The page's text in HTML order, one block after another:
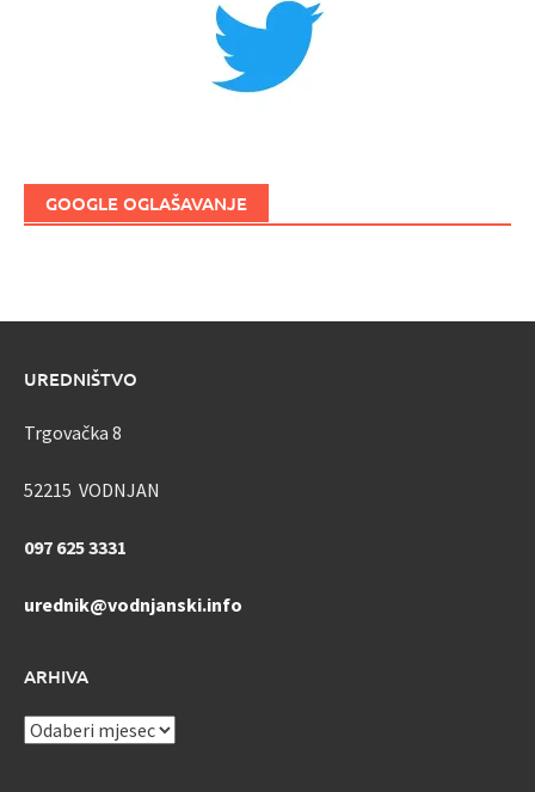
GOOGLE OGLAŠAVANJE
UREDNIŠTVO
Trgovačka 8
52215 VODNJAN
097 625 3331
urednik@vodnjanski.info
ARHIVA
ARHIVA